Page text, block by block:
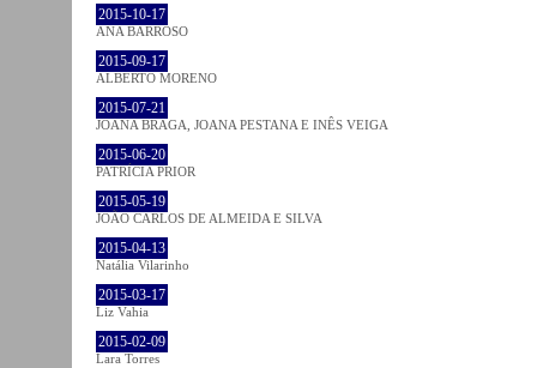
2015-10-17
ANA BARROSO
2015-09-17
ALBERTO MORENO
2015-07-21
JOANA BRAGA, JOANA PESTANA E INÊS VEIGA
2015-06-20
PATRÍCIA PRIOR
2015-05-19
JOÃO CARLOS DE ALMEIDA E SILVA
2015-04-13
Natália Vilarinho
2015-03-17
Liz Vahia
2015-02-09
Lara Torres